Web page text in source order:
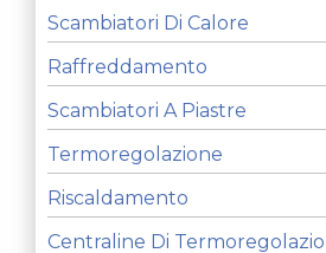
Scambiatori Di Calore
Raffreddamento
Scambiatori A Piastre
Termoregolazione
Riscaldamento
Centraline Di